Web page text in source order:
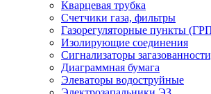
Кварцевая трубка
Счетчики газа, фильтры
Газорегуляторные пункты
Изолирующие соединения
Сигнализаторы
Диаграммная бумага
Элеваторы водоструйные